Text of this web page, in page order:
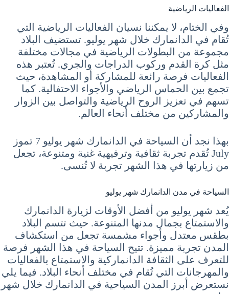
الفعاليات الرياضية
وفي الختام، لا يمكننا نسيان الفعاليات الرياضية التي
تُقام في الدانمارك خلال شهر يوليو. تستضيف البلاد
مجموعة من البطولات الرياضية في مجالات مختلفة
مثل كرة القدم وركوب الدراجات والجري. تُعتبر هذه
الفعاليات فرصة رائعة للمشاركة أو المشاهدة، حيث
تجمع بين الحماس الرياضي والأجواء الاحتفالية. كما
تسهم في تعزيز الروح الرياضية والتواصل بين الزوار
والمشاركين من مختلف أنحاء العالم.
بهذا نجد أن السياحة في الدانمارك شهر يوليو 7 تموز
July تُقدم تجربة ثقافية وترفيهية غنية ومتنوعة، تجعل
من زيارتها في هذا الشهر تجربة لا تُنسى.
السياحة في مدن الدانمارك شهر يوليو
يُعد شهر يوليو من أفضل الأوقات لزيارة الدانمارك
والاستمتاع بجمال مدنها المتنوعة. حيث تتسم البلاد
بطقس معتدل وأجواء مشمسة تجعل من استكشاف
المدن تجربة مميزة. تتيح السياحة في هذا الشهر فرصة
للتعرف على الثقافة الدانماركية والاستمتاع بالفعاليات
والمهرجانات التي تُقام في مختلف أنحاء البلاد. فيما يلي
نستعرض أبرز المدن السياحية في الدانمارك خلال شهر